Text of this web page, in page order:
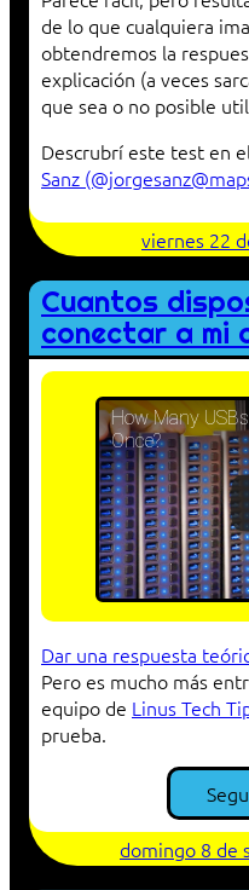
de lo que cualquiera
obtendremos la
explicación (a veces
que sea o no posible
Descrubrí este test en
Sanz
viernes 22
Cuantos
conectar a mi
How Many
Once?
Dar una respuesta
Pero es mucho más
equipo de Linus Tech
prueba.
domingo 8 de